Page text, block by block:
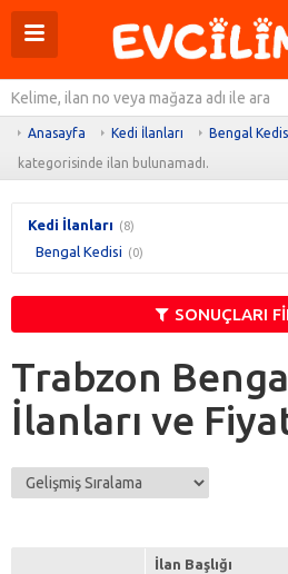
Menüyü
Anasayfa Kedi İlanları Bengal
kategorisinde ilan bulunamadı.
Kedi İlanları (8)
Bengal Kedisi (0)
SONUÇLARI
Trabzon
İlanları ve
İlan Başlığı